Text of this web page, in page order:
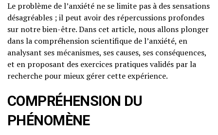
Le problème de l’anxiété ne se limite pas à des sensations
désagréables ; il peut avoir des répercussions profondes
sur notre bien-être. Dans cet article, nous allons plonger
dans la compréhension scientifique de l’anxiété, en
analysant ses mécanismes, ses causes, ses conséquences,
et en proposant des exercices pratiques validés par la
recherche pour mieux gérer cette expérience.
COMPRÉHENSION DU
PHÉNOMÈNE